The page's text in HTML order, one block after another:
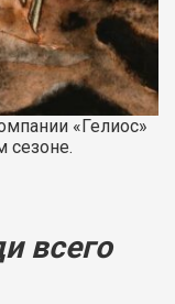
«Гелиос»
сезоне.
всего